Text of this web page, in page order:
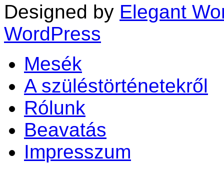
Designed by Elegant
WordPress
Mesék
A szüléstörténetekről
Rólunk
Beavatás
Impresszum